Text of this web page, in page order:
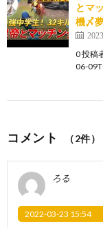
とマ
機〆
0 投稿
06-
コメント （2件）
ろる
2022-03-23 15:54